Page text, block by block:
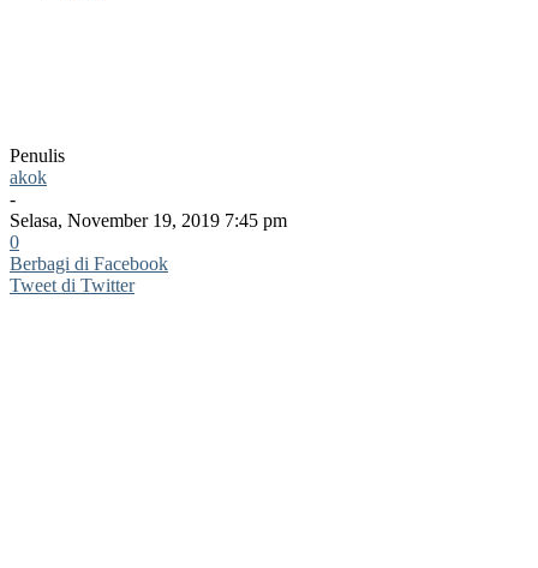
Penulis
akok
-
Selasa, November 19, 2019 7:45 pm
0
Berbagi di Facebook
Tweet di Twitter